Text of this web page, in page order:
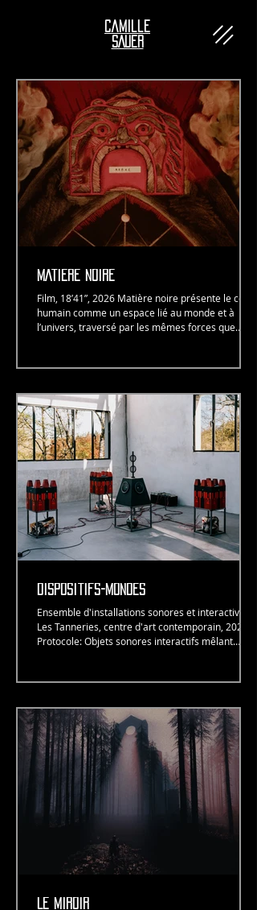
Camille
SAUER
MATIERE NOIRE
Film, 18’41”, 2026 Matière noire présente le corps
humain comme un espace lié au monde et à
l’univers, traversé par les mêmes forces que
profondeurs de la Terre et du cosmos, montrant
avec son milieu et les forces qui le traversent.
Directeur de la photographie: David Munoz
Etalonnage: Eliott Eugénie Mixage sonore: Ryo
Baldet
Dispositifs-mondes
Ensemble d'installations sonores et interactives -
Les Tanneries, centre d'art contemporain, 2026
Protocole: Objets sonores interactifs mêlant
Mathilde Mazars Dispositifs-Mondes se déploie
composite et cybernétique, où les oeuvres ne se
donnent jamais comme des formes closes mais
comme des systèmes ouverts, autorégulés et en
transformation constante
Le MIROIR